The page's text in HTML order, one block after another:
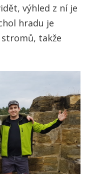
výhled z ní je
hradu je
takže